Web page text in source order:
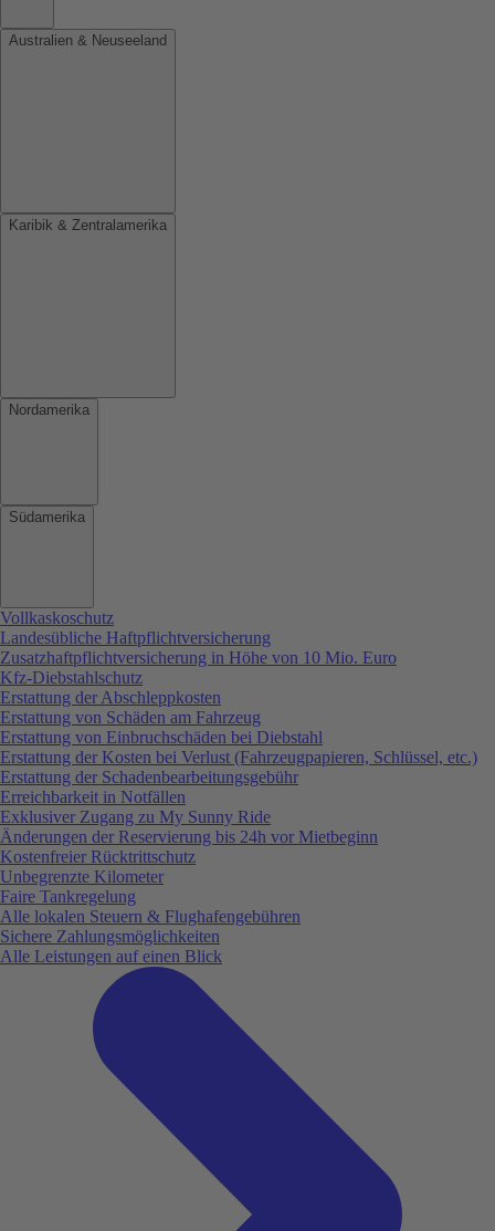
Australien & Neuseeland
Karibik & Zentralamerika
Nordamerika
Südamerika
Vollkaskoschutz
Landesübliche Haftpflichtversicherung
Zusatzhaftpflichtversicherung in Höhe von 10 Mio. Euro
Kfz-Diebstahlschutz
Erstattung der Abschleppkosten
Erstattung von Schäden am Fahrzeug
Erstattung von Einbruchschäden bei Diebstahl
Erstattung der Kosten bei Verlust (Fahrzeugpapieren, Schlüssel, etc.)
Erstattung der Schadenbearbeitungsgebühr
Erreichbarkeit in Notfällen
Exklusiver Zugang zu My Sunny Ride
Änderungen der Reservierung bis 24h vor Mietbeginn
Kostenfreier Rücktrittschutz
Unbegrenzte Kilometer
Faire Tankregelung
Alle lokalen Steuern & Flughafengebühren
Sichere Zahlungsmöglichkeiten
Alle Leistungen auf einen Blick